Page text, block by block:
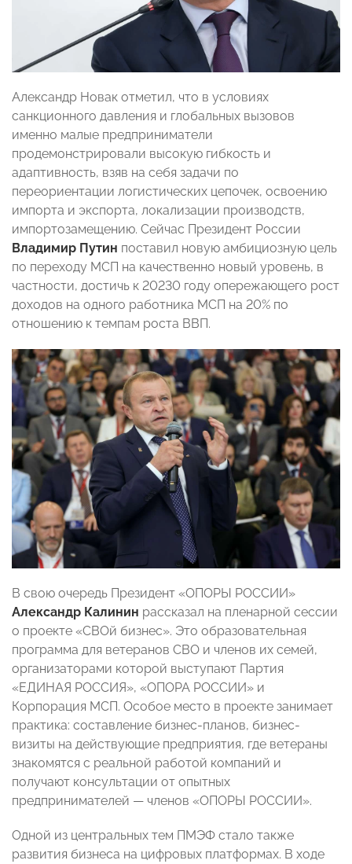
Александр Новак отметил, что в условиях
санкционного давления и глобальных вызовов
именно малые предприниматели
продемонстрировали высокую гибкость и
адаптивность, взяв на себя задачи по
переориентации логистических цепочек, освоению
импорта и экспорта, локализации производств,
импортозамещению. Сейчас Президент России
Владимир Путин поставил новую амбициозную цель
по переходу МСП на качественно новый уровень, в
частности, достичь к 20230 году опережающего рост
доходов на одного работника МСП на 20% по
отношению к темпам роста ВВП.
В свою очередь Президент «ОПОРЫ РОССИИ»
Александр Калинин рассказал на пленарной сессии
о проекте «СВОй бизнес». Это образовательная
программа для ветеранов СВО и членов их семей,
организаторами которой выступают Партия
«ЕДИНАЯ РОССИЯ», «ОПОРА РОССИИ» и
Корпорация МСП. Особое место в проекте занимает
практика: составление бизнес-планов, бизнес-
визиты на действующие предприятия, где ветераны
знакомятся с реальной работой компаний и
получают консультации от опытных
предпринимателей — членов «ОПОРЫ РОССИИ».
Одной из центральных тем ПМЭФ стало также
развития бизнеса на цифровых платформах. В ходе